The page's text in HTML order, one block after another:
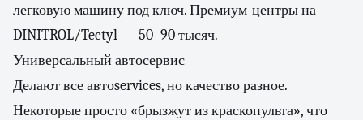
легковую машину под ключ. Премиум-центры на
DINITROL/Tectyl — 50–90 тысяч.
Универсальный автосервис
Делают все автоservices, но качество разное.
Некоторые просто «брызжут из краскопульта», что